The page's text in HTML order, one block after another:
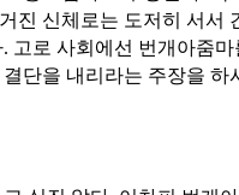
진 신체로는 도저히 서서
고로 사회에선 번개아줌마
단을 내리라는 주장을 하